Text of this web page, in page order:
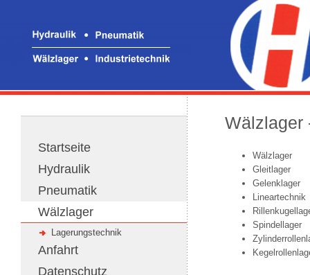
Startseite
Hydraulik
Pneumatik
Wälzlager
Lagerungstechnik
Anfahrt
Datenschutz
Wälzlager
Wälzlager
Gleitlager
Gelenklager
Lineartechnik
Spindellager